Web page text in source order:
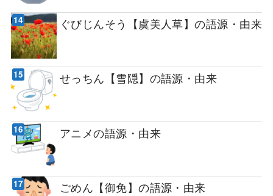
ぐびじんそう【虞美人草】の語源・由来
せっちん【雪隠】の語源・由来
アニメの語源・由来
ごめん【御免】の語源・由来